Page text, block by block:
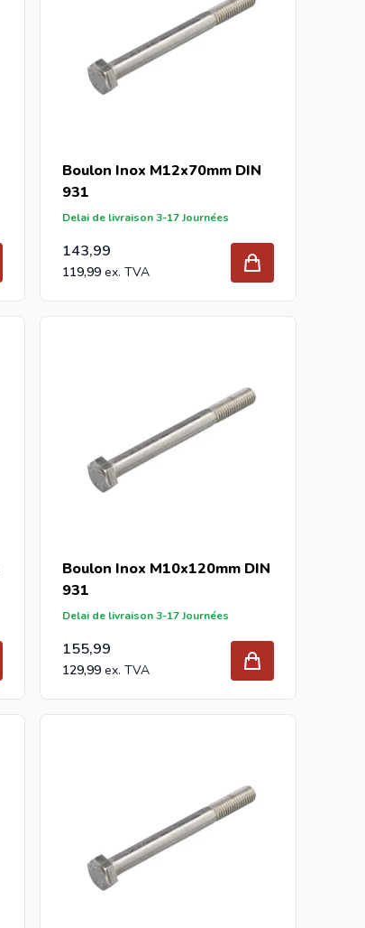
Boulon Inox M12x70mm DIN
931
Delai de livraison 3-17 Journées
143,99
119,99
Boulon Inox M10x120mm DIN
931
Delai de livraison 3-17 Journées
155,99
129,99